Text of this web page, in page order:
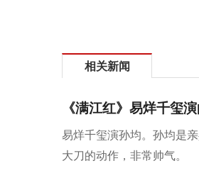
相关新闻
《满江红》易烊千玺
易烊千玺演孙均。孙均是
大刀的动作，非常帅气。